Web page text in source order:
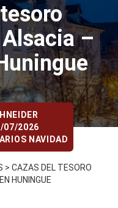
–
07/2026
NAVIDAD
> CAZAS DEL TESORO
HUNINGUE